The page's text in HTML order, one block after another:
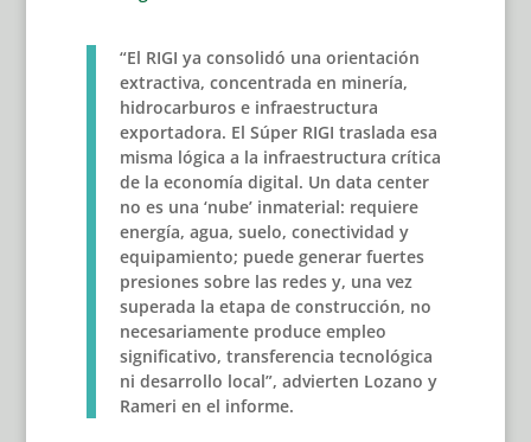
“El RIGI ya consolidó una orientación
extractiva, concentrada en minería,
hidrocarburos e infraestructura
exportadora. El Súper RIGI traslada esa
misma lógica a la infraestructura crítica
de la economía digital. Un data center
no es una ‘nube’ inmaterial: requiere
energía, agua, suelo, conectividad y
equipamiento; puede generar fuertes
presiones sobre las redes y, una vez
superada la etapa de construcción, no
necesariamente produce empleo
significativo, transferencia tecnológica
ni desarrollo local”, advierten Lozano y
Rameri en el informe.